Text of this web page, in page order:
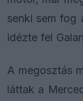
senki sem fog
idézte fel
A megosztás
láttak a